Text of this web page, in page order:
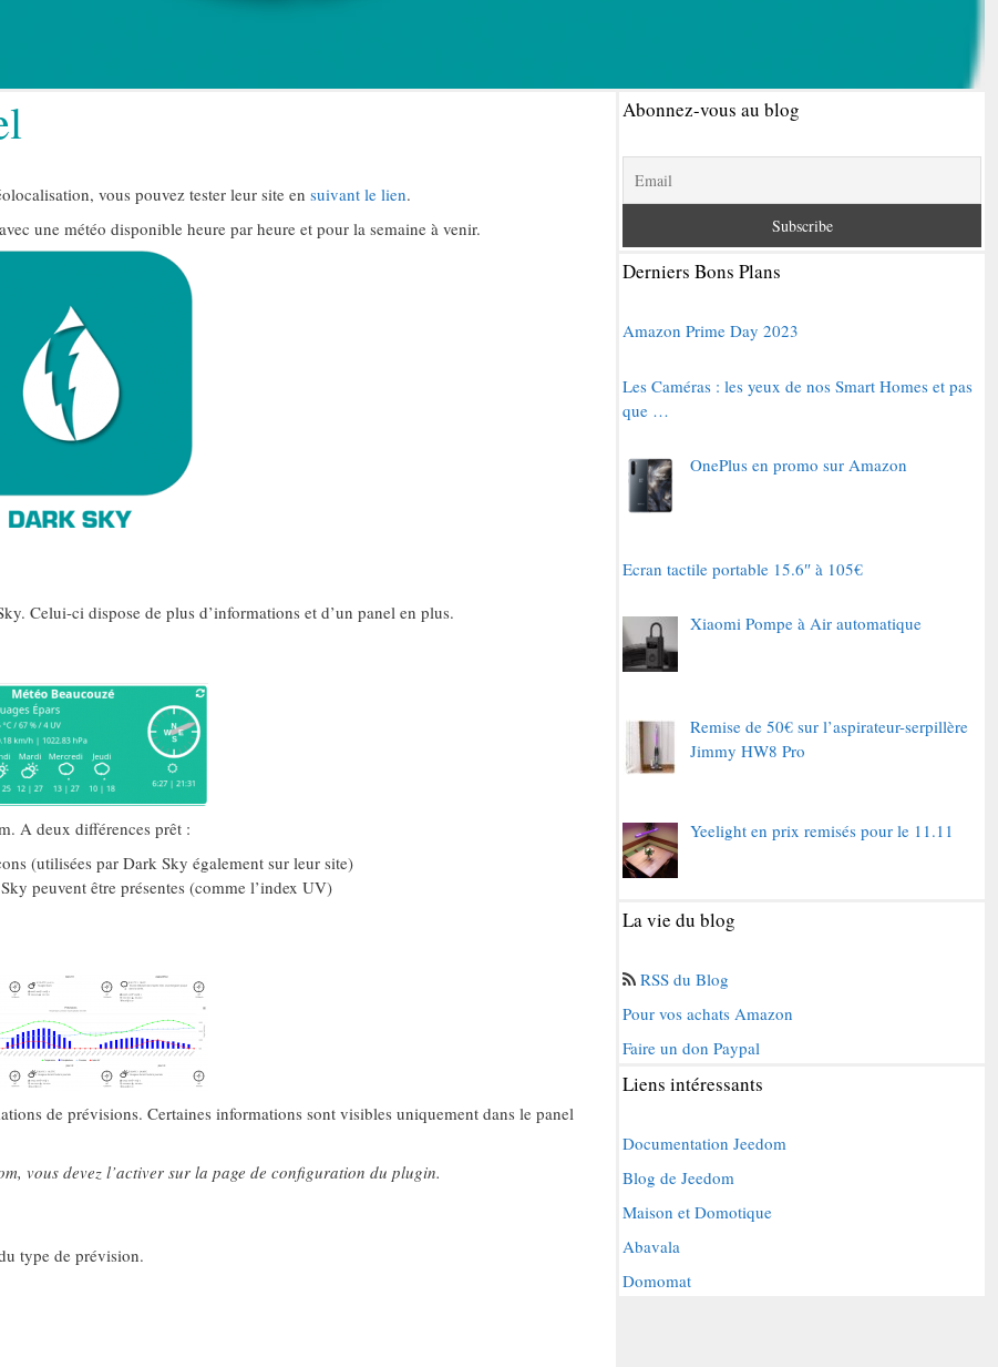
vous pouvez tester leur site en suivant le lien.
une météo disponible heure par heure et pour la semaine à venir.
Celui-ci dispose de plus d’informations et d’un panel en plus.
A deux différences prêt :
(utilisées par Dark Sky également sur leur site)
peuvent être présentes (comme l’index UV)
de prévisions. Certaines informations sont visibles uniquement dans le panel
vous devez l’activer sur la page de configuration du plugin.
type de prévision.
Abonnez-vous au blog
Derniers Bons Plans
Amazon Prime Day 2023
Les Caméras : les yeux de nos Smart Homes et pas
que …
OnePlus en promo sur Amazon
Ecran tactile portable 15.6″ à 105€
Xiaomi Pompe à Air automatique
Remise de 50€ sur l’aspirateur-serpillère
Jimmy HW8 Pro
Yeelight en prix remisés pour le 11.11
La vie du blog
RSS du Blog
Pour vos achats Amazon
Faire un don Paypal
Liens intéressants
Documentation Jeedom
Blog de Jeedom
Maison et Domotique
Abavala
Domomat